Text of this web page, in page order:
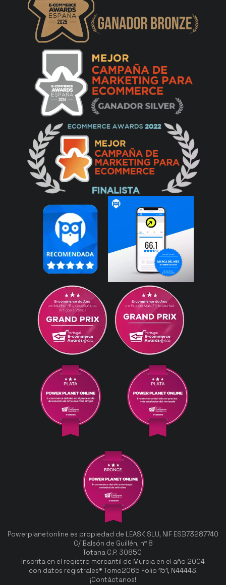
Powerplanetonline es propiedad de LEASK SLU, NIF ESB73287740
C/ Balsón de Guillén, nº 8
Totana C.P. 30850
Inscrita en el registro mercantil de Murcia en el año 2004
con datos registrales* Tomo2065 Folio 151, N44443.
¡Contáctanos!